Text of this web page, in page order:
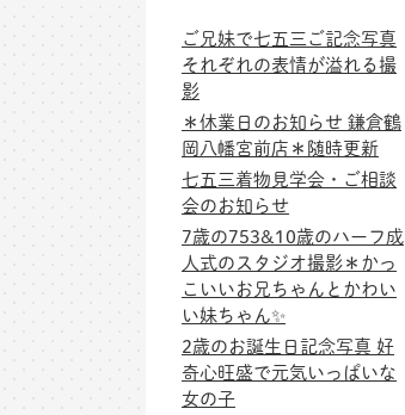
ご兄妹で七五三ご記念写真
それぞれの表情が溢れる撮
影
＊休業日のお知らせ 鎌倉鶴
岡八幡宮前店＊随時更新
七五三着物見学会・ご相談
会のお知らせ
7歳の753&10歳のハーフ成
人式のスタジオ撮影＊かっ
こいいお兄ちゃんとかわい
い妹ちゃん✨
2歳のお誕生日記念写真 好
奇心旺盛で元気いっぱいな
女の子